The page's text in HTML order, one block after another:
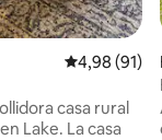
4,98 de
4,98 (91)
casa rural
Lake. La casa